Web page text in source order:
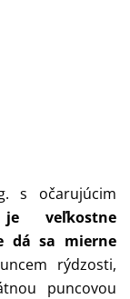
s očarujúcim
veľkostne
dá sa mierne
rýdzosti,
puncovou